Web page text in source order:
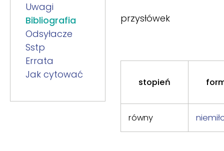
Uwagi
Bibliografia
Odsyłacze
Sstp
Errata
Jak cytować
przysłówek
stopień
równy